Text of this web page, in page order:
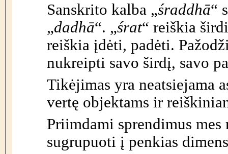
Sanskrito kalba „śraddhā“
„dadhā“. „śrat“ reiškia
reiškia įdėti, padėti.
nukreipti savo širdį, savo
Tikėjimas yra neatsiejama
vertę objektams ir
Priimdami sprendimus
sugrupuoti į penkias